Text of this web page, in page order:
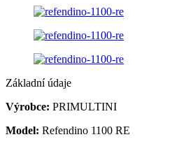
Základní údaje
Výrobce: PRIMULTINI
Model: Refendino 1100 RE